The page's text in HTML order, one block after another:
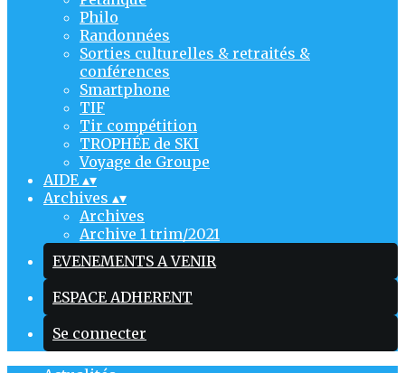
Philo
Randonnées
Sorties culturelles & retraités &
conférences
Smartphone
TIF
Tir compétition
TROPHÉE de SKI
Voyage de Groupe
AIDE ▴▾
Archives ▴▾
Archives
Archive 1 trim/2021
EVENEMENTS A VENIR
ESPACE ADHERENT
Se connecter